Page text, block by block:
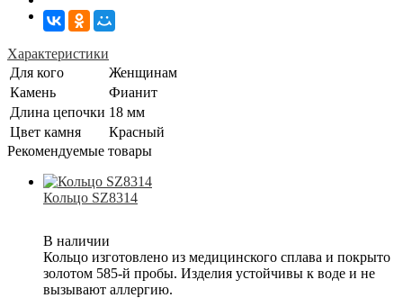
Характеристики
Для кого
Женщинам
Камень
Фианит
Длина цепочки 18 мм
Цвет камня
Красный
Рекомендуемые товары
Кольцо SZ8314
В наличии
Кольцо изготовлено из медицинского сплава и покрыто
золотом 585-й пробы. Изделия устойчивы к воде и не
вызывают аллергию.